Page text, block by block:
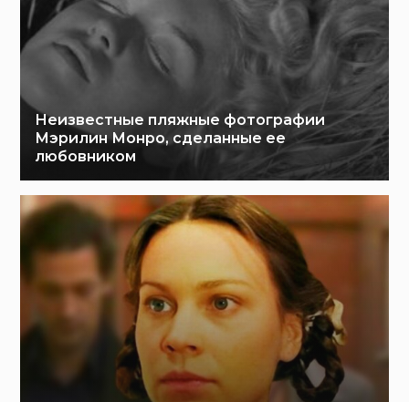
Неизвестные пляжные фотографии
Мэрилин Монро, сделанные ее
любовником